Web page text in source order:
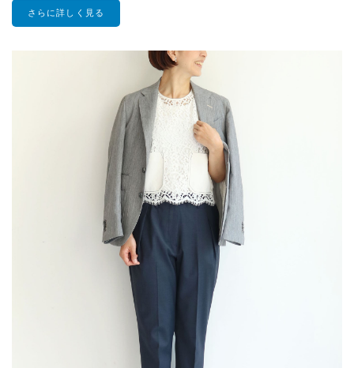
さらに詳しく見る